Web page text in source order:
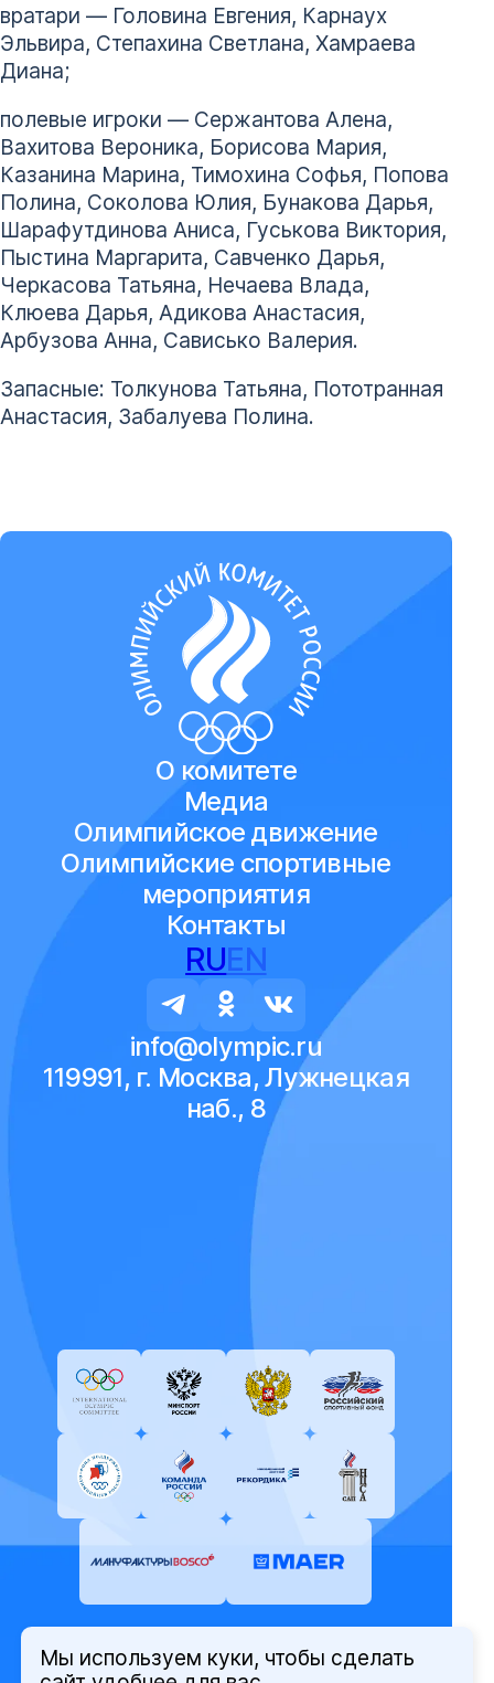
вратари — Головина Евгения, Карнаух
Эльвира, Степахина Светлана, Хамраева
Диана;
полевые игроки — Сержантова Алена,
Вахитова Вероника, Борисова Мария,
Казанина Марина, Тимохина Софья, Попова
Полина, Соколова Юлия, Бунакова Дарья,
Шарафутдинова Аниса, Гуськова Виктория,
Пыстина Маргарита, Савченко Дарья,
Черкасова Татьяна, Нечаева Влада,
Клюева Дарья, Адикова Анастасия,
Арбузова Анна, Сависько Валерия.
Запасные: Толкунова Татьяна, Пототранная
Анастасия, Забалуева Полина.
О комитете
Медиа
Олимпийское движение
Олимпийские спортивные
мероприятия
Контакты
RUEN
info@olympic.ru
119991, г. Москва, Лужнецкая
наб., 8
© Олимпийский комитет России,
Мы используем куки, чтобы сделать